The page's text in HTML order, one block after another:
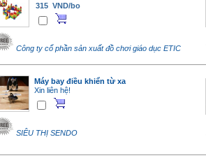
315 VND/bo
Công ty cổ phần sản xuất đồ chơi giáo dục ETIC
Máy bay điều khiển từ xa
Xin liên hệ!
SIÊU THỊ SENDO